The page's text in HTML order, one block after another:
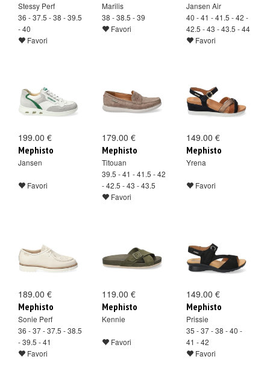
Stessy Perf
36 - 37.5 - 38 - 39.5
- 40
Favori
Marilis
38 - 38.5 - 39
Favori
Jansen Air
40 - 41 - 41.5 - 42 -
42.5 - 43 - 43.5 - 44
Favori
199.00 €
Mephisto
Jansen
Favori
179.00 €
Mephisto
Titouan
39.5 - 41 - 41.5 - 42
- 42.5 - 43 - 43.5
Favori
149.00 €
Mephisto
Yrena
Favori
189.00 €
Mephisto
Sonie Perf
36 - 37 - 37.5 - 38.5
- 39.5 - 41
Favori
119.00 €
Mephisto
Kennie
Favori
149.00 €
Mephisto
Prissie
35 - 37 - 38 - 40 -
41 - 42
Favori